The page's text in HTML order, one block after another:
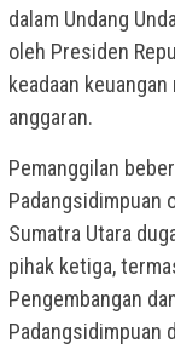
dalam Undang
oleh Presiden
keadaan
anggaran.
Pemanggilan
Padangsidimpuan
Sumatra Utara
pihak ketiga,
Pengembangan
Padangsidimpuan